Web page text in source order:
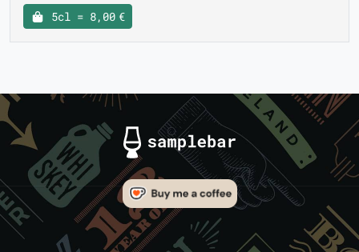
5cl = 8,00 €